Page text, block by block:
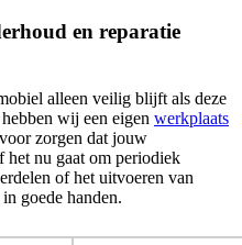
en reparatie
alleen veilig blijft als deze
wij een eigen werkplaats
zorgen dat jouw
nu gaat om periodiek
of het uitvoeren van
goede handen.